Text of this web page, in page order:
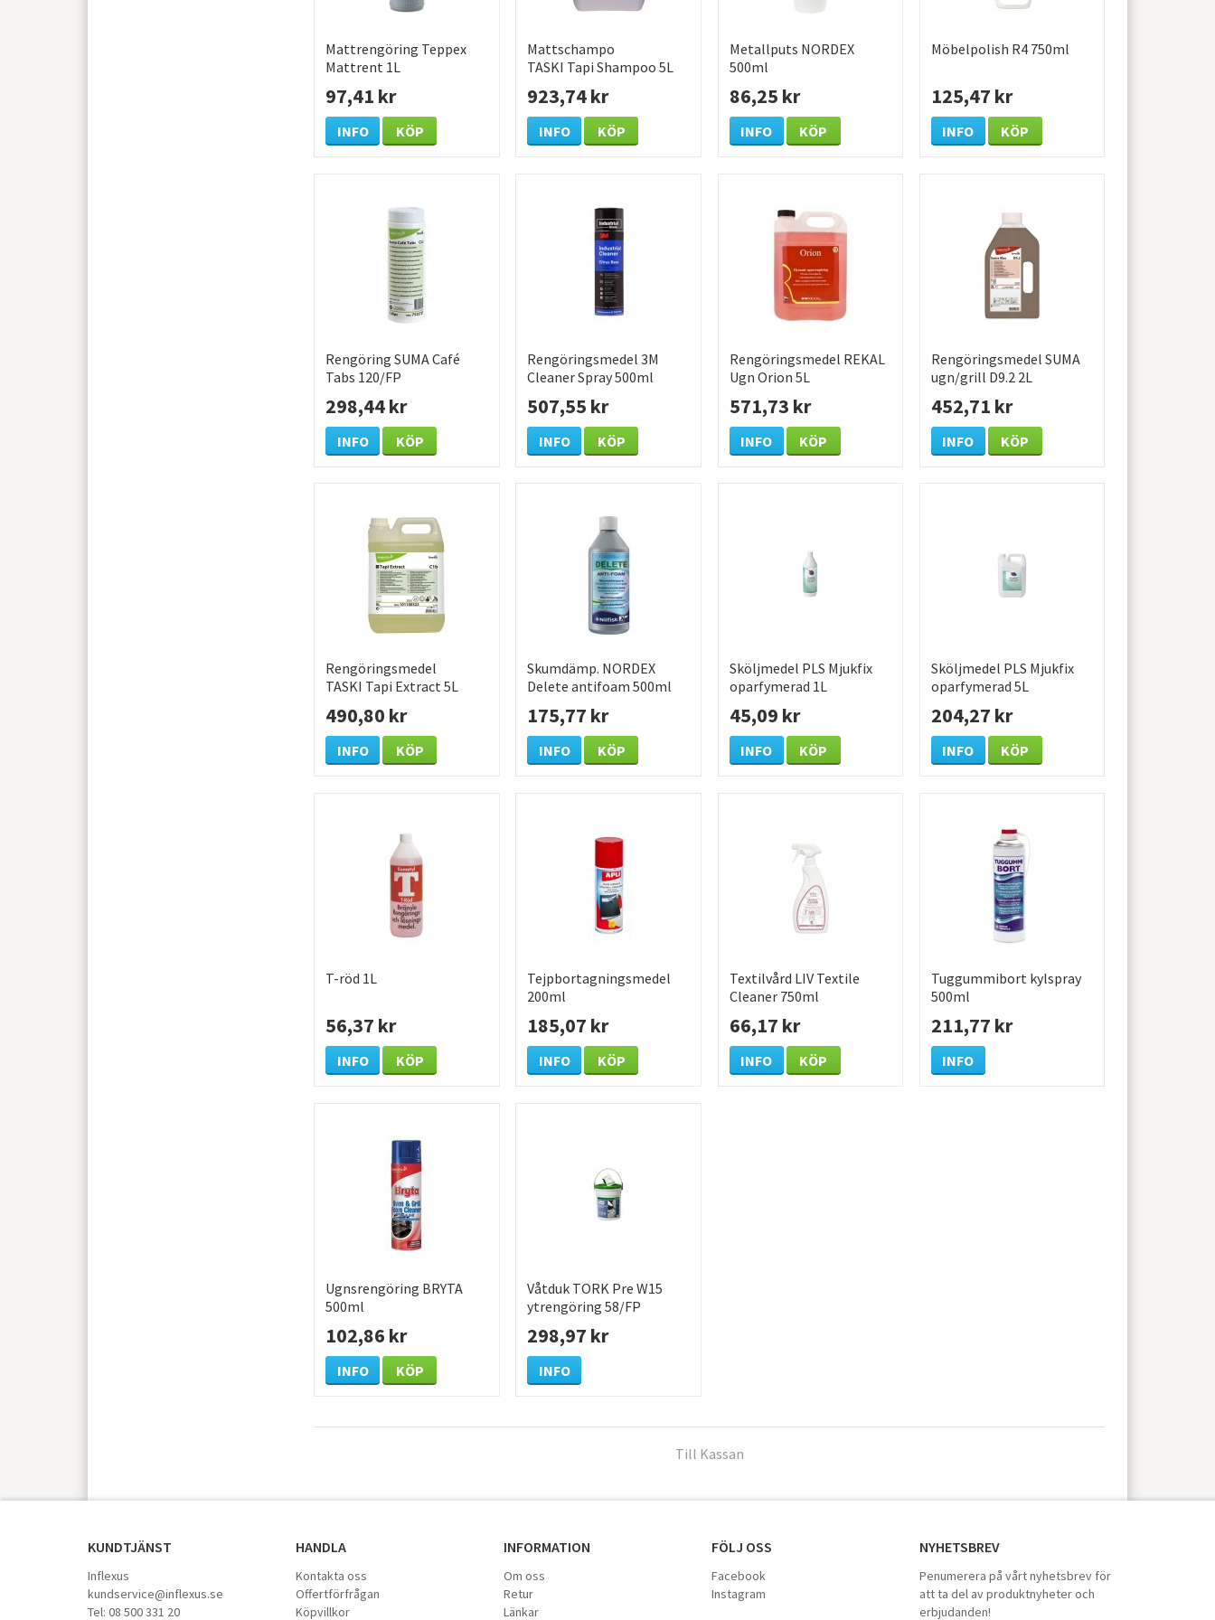
Mattrengöring Teppex
Mattrent 1L
97,41 kr
INFO KÖP
Mattschampo
TASKI Tapi Shampoo 5L
923,74 kr
INFO KÖP
Metallputs NORDEX
500ml
86,25 kr
INFO KÖP
Möbelpolish R4 750ml
125,47 kr
INFO KÖP
Rengöring SUMA Café
Tabs 120/FP
298,44 kr
INFO KÖP
Rengöringsmedel 3M
Cleaner Spray 500ml
507,55 kr
INFO KÖP
Rengöringsmedel REKAL
Ugn Orion 5L
571,73 kr
INFO KÖP
Rengöringsmedel SUMA
ugn/grill D9.2 2L
452,71 kr
INFO KÖP
Rengöringsmedel
TASKI Tapi Extract 5L
490,80 kr
INFO KÖP
Skumdämp. NORDEX
Delete antifoam 500ml
175,77 kr
INFO KÖP
Sköljmedel PLS Mjukfix
oparfymerad 1L
45,09 kr
INFO KÖP
Sköljmedel PLS Mjukfix
oparfymerad 5L
204,27 kr
INFO KÖP
T-röd 1L
56,37 kr
INFO KÖP
Tejpbortagningsmedel
200ml
185,07 kr
INFO KÖP
Textilvård LIV Textile
Cleaner 750ml
66,17 kr
INFO KÖP
Tuggummibort kylspray
500ml
211,77 kr
INFO
Ugnsrengöring BRYTA
500ml
102,86 kr
INFO KÖP
Våtduk TORK Pre W15
ytrengöring 58/FP
298,97 kr
INFO
Till Kassan
KUNDTJÄNST
Inflexus
kundservice@inflexus.se
Tel: 08 500 331 20
HANDLA
Kontakta oss
Offertförfrågan
Köpvillkor
INFORMATION
Om oss
Retur
Länkar
FÖLJ OSS
Facebook
Instagram
NYHETSBREV
Penumerera på vårt nyhetsbrev för
att ta del av produktnyheter och
erbjudanden!